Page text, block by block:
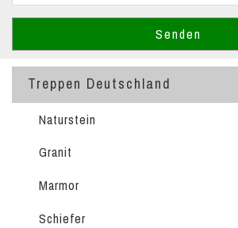
Treppen Deutschland
Naturstein
Granit
Marmor
Schiefer